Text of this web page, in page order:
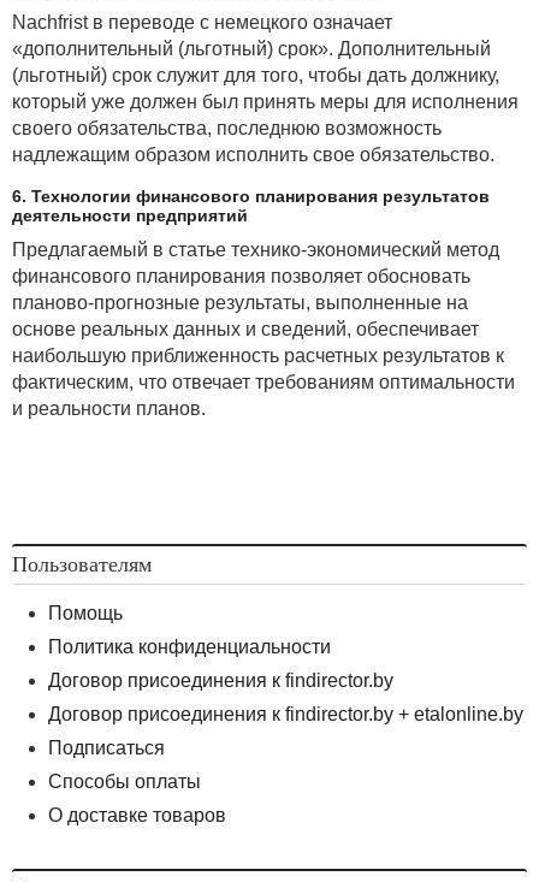
Nachfrist в переводе с немецкого означает
«дополнительный (льготный) срок». Дополнительный
(льготный) срок служит для того, чтобы дать должнику,
который уже должен был принять меры для исполнения
своего обязательства, последнюю возможность
надлежащим образом исполнить свое обязательство.
6. Технологии финансового планирования результатов
деятельности предприятий
Предлагаемый в статье технико-экономический метод
финансового планирования позволяет обосновать
планово-прогнозные результаты, выполненные на
основе реальных данных и сведений, обеспечивает
наибольшую приближенность расчетных результатов к
фактическим, что отвечает требованиям оптимальности
и реальности планов.
Пользователям
Помощь
Политика конфиденциальности
Договор присоединения к findirector.by
Договор присоединения к findirector.by + etalonline.by
Подписаться
Способы оплаты
О доставке товаров